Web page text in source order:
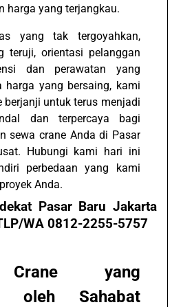
harga yang terjangkau.
yang tak tergoyahkan,
teruji, orientasi pelanggan
dan perawatan yang
harga yang bersaing, kami
berjanji untuk terus menjadi
dan terpercaya bagi
sewa crane Anda di Pasar
Hubungi kami hari ini
perbedaan yang kami
Anda.
Pasar Baru Jakarta
WA 0812-2255-5757
yang
oleh Sahabat